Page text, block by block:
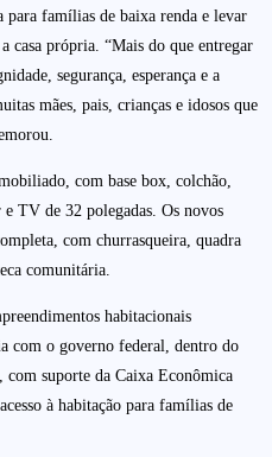
famílias de baixa renda e levar
casa própria. “Mais do que entregar
segurança, esperança e a
mães, pais, crianças e idosos que
com base box, colchão,
TV de 32 polegadas. Os novos
com churrasqueira, quadra
comunitária.
habitacionais
com o governo federal, dentro do
suporte da Caixa Econômica
à habitação para famílias de